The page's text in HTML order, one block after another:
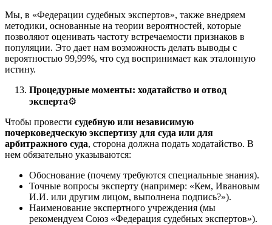
Мы, в «Федерации судебных экспертов», также внедряем
методики, основанные на теории вероятностей, которые
позволяют оценивать частоту встречаемости признаков в
популяции. Это дает нам возможность делать выводы с
вероятностью 99,99%, что суд воспринимает как эталонную
истину.
Процедурные моменты: ходатайство и отвод
эксперта⚙️
Чтобы провести судебную или независимую
почерковедческую экспертизу для суда или для
арбитражного суда, сторона должна подать ходатайство. В
нем обязательно указываются:
Обоснование (почему требуются специальные знания).
Точные вопросы эксперту (например: «Кем, Ивановым
И.И. или другим лицом, выполнена подпись?»).
Наименование экспертного учреждения (мы
рекомендуем Союз «Федерация судебных экспертов»).